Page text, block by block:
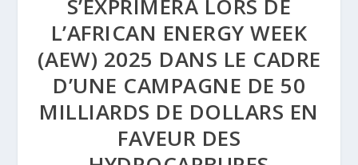
S’EXPRIMERA LORS DE
L’AFRICAN ENERGY WEEK
(AEW) 2025 DANS LE CADRE
D’UNE CAMPAGNE DE 50
MILLIARDS DE DOLLARS EN
FAVEUR DES